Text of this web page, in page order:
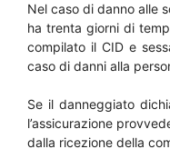
Nel caso di danno alle
ha trenta giorni di
compilato il CID e
caso di danni alla
Se il danneggiato
l’assicurazione
dalla ricezione della